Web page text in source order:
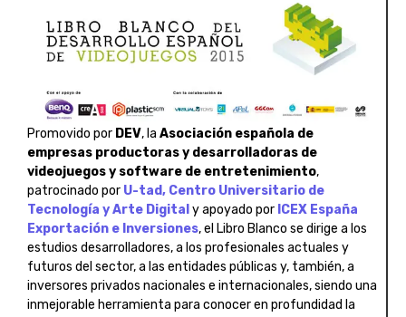
Promovido por DEV, la Asociación española de
empresas productoras y desarrolladoras de
videojuegos y software de entretenimiento,
patrocinado por U-tad, Centro Universitario de
Tecnología y Arte Digital y apoyado por ICEX España
Exportación e Inversiones, el Libro Blanco se dirige a los
estudios desarrolladores, a los profesionales actuales y
futuros del sector, a las entidades públicas y, también, a
inversores privados nacionales e internacionales, siendo una
inmejorable herramienta para conocer en profundidad la